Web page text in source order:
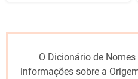
O Dicionário de
informações sobre a